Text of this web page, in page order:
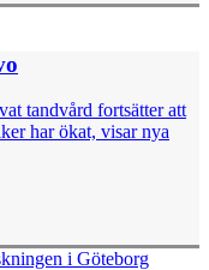
tandvård fortsätter att
har ökat, visar nya